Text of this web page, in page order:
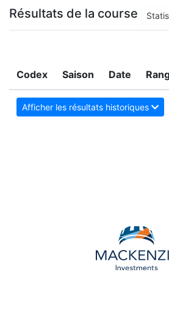
Résultats de la course
Codex Saison Date
Afficher les résultats historiques